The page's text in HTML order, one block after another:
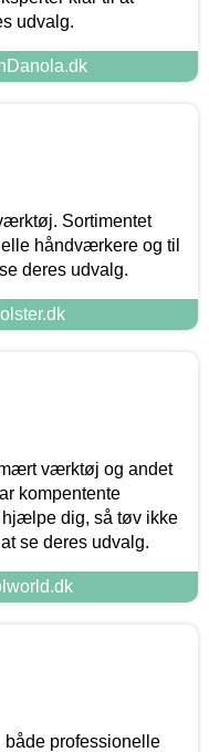
udvalg.
Sortimentet
håndværkere og til
deres udvalg.
værktøj og andet
kompentente
hjælpe dig, så tøv ikke
se deres udvalg.
professionelle